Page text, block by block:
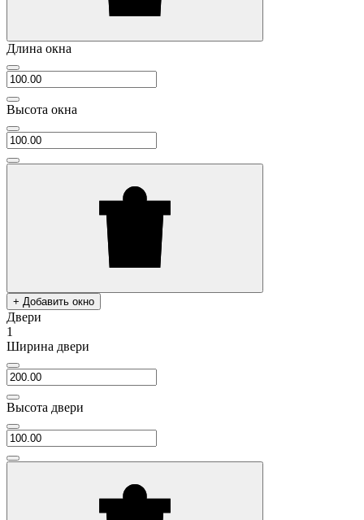
Длина окна
Высота окна
+ Добавить окно
Двери
1
Ширина двери
Высота двери